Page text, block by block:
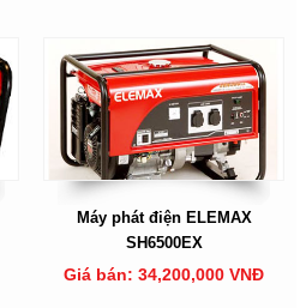
Máy phát điện ELEMAX
SH6500EX
Giá bán: 34,200,000 VNĐ